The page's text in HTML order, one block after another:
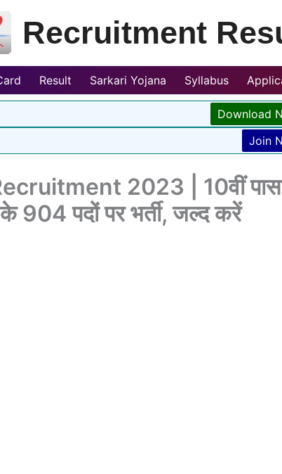
Recruitment
Result Sarkari Yojana Syllabus
Download
Join
2023 | 10वीं पास
904 पदों पर भर्ती, जल्द करें